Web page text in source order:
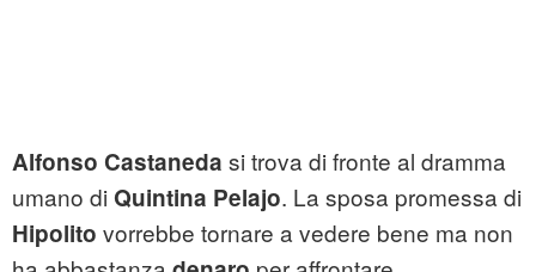
Alfonso Castaneda si trova di fronte al dramma
umano di Quintina Pelajo. La sposa promessa di
Hipolito vorrebbe tornare a vedere bene ma non